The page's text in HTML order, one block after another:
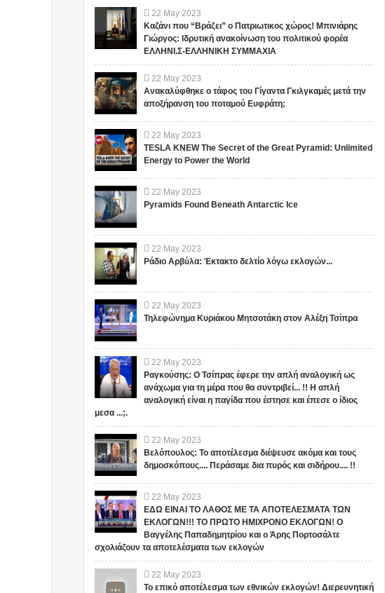
22 May 2023
Καζάνι που “Βράζει” ο Πατριωτικος χώρος! Μπινιάρης
Γιώργος: Ιδρυτική ανακοίνωση του πολιτικού φορέα
ΕΛΛΗΝΙ.Σ-ΕΛΛΗΝΙΚΗ ΣΥΜΜΑΧΙΑ
22 May 2023
Ανακαλύφθηκε ο τάφος του Γίγαντα Γκιλγκαμές μετά την
αποξήρανση του ποταμού Ευφράτη;
22 May 2023
TESLA KNEW The Secret of the Great Pyramid: Unlimited
Energy to Power the World
22 May 2023
Pyramids Found Beneath Antarctic Ice
22 May 2023
Ράδιο Αρβύλα: Έκτακτο δελτίο λόγω εκλογών...
22 May 2023
Τηλεφώνημα Κυριάκου Μητσοτάκη στον Αλέξη Τσίπρα
22 May 2023
Ραγκούσης: Ο Τσίπρας έφερε την απλή αναλογική ως
ανάχωμα για τη μέρα που θα συντριβεί... !! Η απλή
αναλογική είναι η παγίδα που έστησε και έπεσε ο ίδιος
μεσα ...;.
22 May 2023
Βελόπουλος: Το αποτέλεσμα διέψευσε ακόμα και τους
δημοσκόπους.... Περάσαμε δια πυρός και σιδήρου.... !!
22 May 2023
ΕΔΩ ΕΙΝΑΙ ΤΟ ΛΑΘΟΣ ΜΕ ΤΑ ΑΠΟΤΕΛΕΣΜΑΤΑ ΤΩΝ
ΕΚΛΟΓΩΝ!!! ΤΟ ΠΡΩΤΟ ΗΜΙΧΡΟΝΟ ΕΚΛΟΓΩΝ! Ο
Βαγγέλης Παπαδημητρίου και ο Άρης Πορτοσάλτε
σχολιάζουν τα αποτελέσματα των εκλογών
22 May 2023
Το επικό αποτέλεσμα των εθνικών εκλογών! Διερευνητική